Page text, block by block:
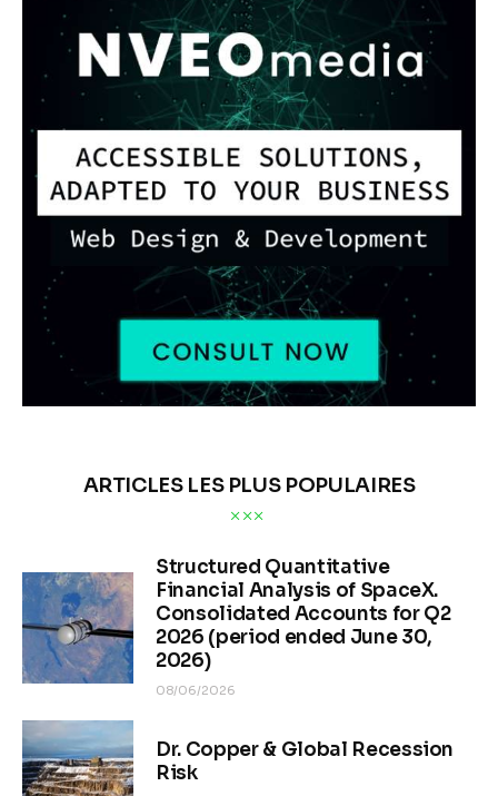
ARTICLES LES PLUS POPULAIRES
Structured Quantitative
Financial Analysis of SpaceX.
Consolidated Accounts for Q2
2026 (period ended June 30,
2026)
08/06/2026
Dr. Copper & Global Recession
Risk